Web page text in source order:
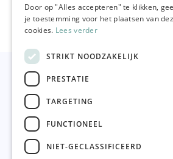

winst
Check eenvoudig

Benieuwd hoe
Vraag vrijblijvend
Door op "Alles accepteren" te klikken,
je toestemming voor het plaatsen van
cookies. Lees verder
STRIKT NOODZAKELIJK
PRESTATIE
TARGETING
FUNCTIONEEL
NIET-GECLASSIFICEERD